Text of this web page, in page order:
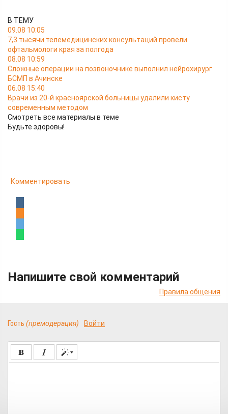
В ТЕМУ
09.08 10:05
7,3 тысячи телемедицинских консультаций провели
офтальмологи края за полгода
08.08 10:59
Сложные операции на позвоночнике выполнил нейрохирург
БСМП в Ачинске
06.08 15:40
Врачи из 20-й красноярской больницы удалили кисту
современным методом
Смотреть все материалы в теме
Будьте здоровы!
Комментировать
Напишите свой комментарий
Правила общения
Гость (премодерация) Войти